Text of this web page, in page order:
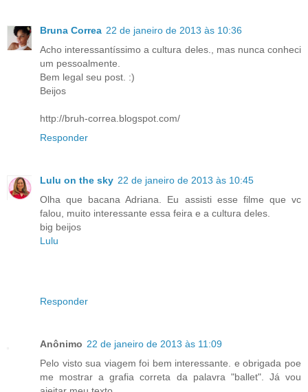
Bruna Correa 22 de janeiro de 2013 às 10:36
Acho interessantíssimo a cultura deles., mas nunca conheci
um pessoalmente.
Bem legal seu post. :)
Beijos
http://bruh-correa.blogspot.com/
Responder
Lulu on the sky 22 de janeiro de 2013 às 10:45
Olha que bacana Adriana. Eu assisti esse filme que vc
falou, muito interessante essa feira e a cultura deles.
big beijos
Lulu
Responder
Anônimo 22 de janeiro de 2013 às 11:09
Pelo visto sua viagem foi bem interessante. e obrigada poe
me mostrar a grafia correta da palavra "ballet". Já vou